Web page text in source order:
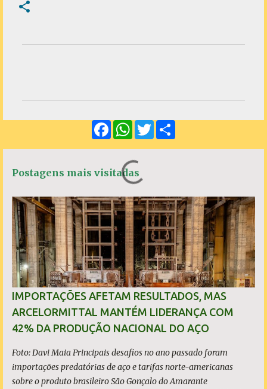
t
i
o
s
F
a
o
W
h
s
A
p
T
w
Postagens mais visitadas
IMPORTAÇÕES AFETAM RESULTADOS, MAS
ARCELORMITTAL MANTÉM LIDERANÇA COM
42% DA PRODUÇÃO NACIONAL DO AÇO
Foto: Davi Maia Principais desafios no ano passado foram
importações predatórias de aço e tarifas norte-americanas
sobre o produto brasileiro São Gonçalo do Amarante